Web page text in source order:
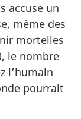
accuse un
même des
mortelles
le nombre
l’humain
pourrait